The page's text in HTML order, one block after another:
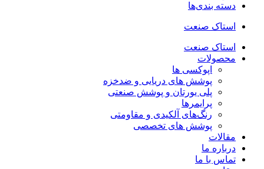
دسته بندی‌ها
استاک صنعت
استاک صنعت
محصولات
اپوکسی ها
پوشش های دریایی و ضدخزه
پلی یورتان و پوشش صنعتی
پرایمرها
رنگ‌های آلکیدی و مقاومتی
پوشش های تخصصی
مقالات
درباره ما
تماس با ما